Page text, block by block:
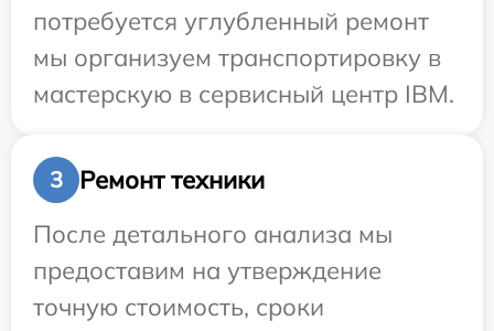
потребуется углубленный ремонт
мы организуем транспортировку в
мастерскую в сервисный центр IBM.
3
Ремонт техники
После детального анализа мы
предоставим на утверждение
точную стоимость, сроки